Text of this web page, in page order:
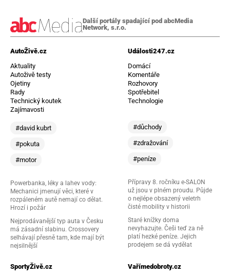
Další portály spadající pod abcMedia
Network, s.r.o.
AutoŽivě.cz
Aktuality
Autoživě testy
Ojetiny
Rady
Technický koutek
Zajímavosti
#david kubrt
#pokuta
#motor
Powerbanka, léky a lahev vody:
Mechanici jmenují věci, které v
rozpáleném autě nemají co dělat.
Hrozí i požár
Nejprodávanější typ auta v Česku
má zásadní slabinu. Crossovery
selhávají přesně tam, kde mají být
nejsilnější
Události247.cz
Domácí
Komentáře
Rozhovory
Spotřebitel
Technologie
#důchody
#zdražování
#peníze
Přípravy 8. ročníku e-SALON
už jsou v plném proudu. Půjde
o nejlépe obsazený veletrh
čisté mobility v historii
Staré knížky doma
nevyhazujte. Češi teď za ně
platí hezké peníze. Jejich
prodejem se dá vydělat
SportyŽivě.cz
Vařímedobroty.cz